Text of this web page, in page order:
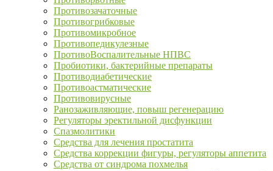
Противозачаточные
Противогрибковые
Противомикробное
Противопедикулезные
ПротивоВоспалительные НПВС
Пробиотики, бактерийные препараты
Противодиабетические
Противоастматические
Противовирусные
Ранозаживляющие, повыш регенерацию
Регуляторы эректильной дисфункции
Спазмолитики
Средства для лечения простатита
Средства коррекции фигуры, регуляторы аппетита
Средства от синдрома похмелья